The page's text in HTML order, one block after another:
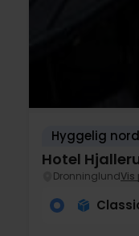
Hyggelig
Hotel
DronninglundVis